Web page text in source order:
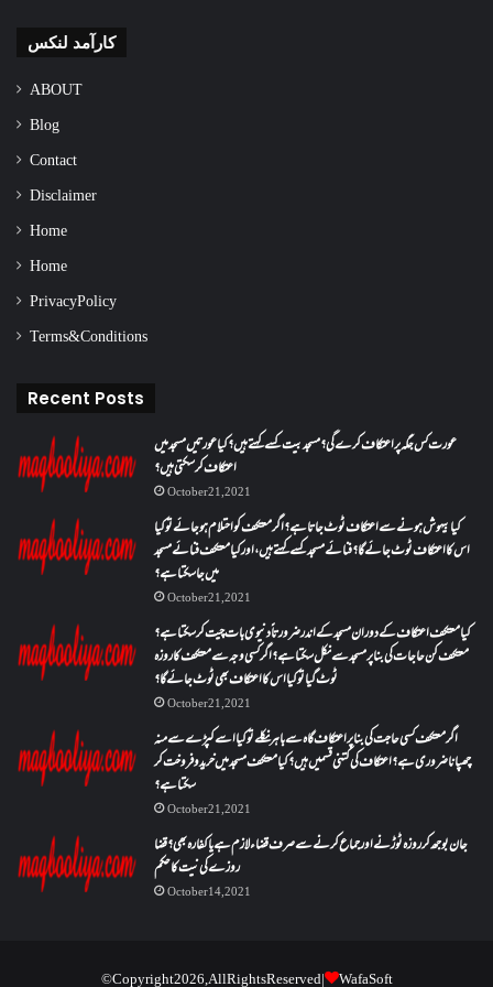
کارآمد لنکس
ABOUT
Blog
Contact
Disclaimer
Home
Home
Privacy Policy
Terms & Conditions
Recent Posts
عورت کس جگہ پر اعتکاف کرے گی؟مسجد بیت کسے کہتے ہیں؟کیا عورتیں مسجد میں
اعتکاف کر سکتی ہیں؟
October 21, 2021
کیا بیہوش ہونے سے اعتکاف ٹوٹ جاتا ہے؟ اگر معتکف کو احتلام ہو جائے تو کیا
اس کا اعتکاف ٹوٹ جائے گا؟فنائے مسجد کسے کہتے ہیں ، اور کیا معتکف فنائے مسجد
میں جا سکتا ہے؟
October 21, 2021
کیا معتکف اعتکاف کے دوران مسجد کے اندر ضرورتاً دنیوی بات چیت کر سکتا ہے؟
معتکف کن حاجات کی بنا پر مسجد سے نکل سکتا ہے؟ اگر کسی وجہ سے معتکف کا روزہ
ٹوٹ گیا تو کیا اس کا اعتکاف بھی ٹوٹ جائے گا؟
October 21, 2021
اگر معتکف کسی حاجت کی بنا پر اعتکاف گاہ سے باہر نکلے تو کیا اسے کپڑے سے منہ
چھپانا ضروری ہے؟اعتکاف کی کتنی قسمیں ہیں؟کیا معتکف مسجد میں خرید و فروخت کر
سکتا ہے؟
October 21, 2021
جان بوجھ کر روزہ ٹوڑنے اور جماع کرنے سے صرف قضاء لازم ہے یا کفارہ بھی؟ قضا
روزے کی نیت کا حکم
October 14, 2021
© Copyright 2026, All Rights Reserved | WafaSoft